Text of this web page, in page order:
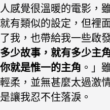
人感覺很溫暖的電影，
就有類似的設定，但裡
了我，也帶給我一些啟
多少故事，就有多少主
你就是惟一的主角 。」
輕柔，並無甚麼太過激
是讓我忍不住落淚。